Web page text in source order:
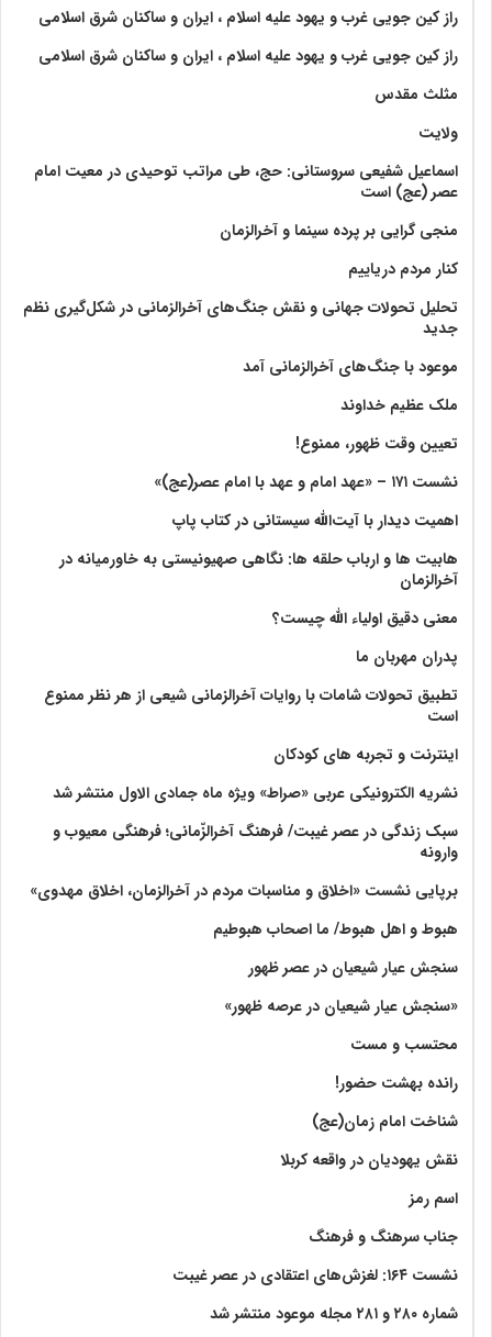
راز کین جویی غرب و یهود علیه اسلام ، ایران و ساکنان شرق اسلامی
راز کین جویی غرب و یهود علیه اسلام ، ایران و ساکنان شرق اسلامی
مثلث مقدس
ولايت‏
اسماعیل شفیعی سروستانی: حج، طی مراتب توحیدی در معیت امام
عصر (عج) است
منجی گرایی بر پرده سینما و آخرالزمان
کنار مردم دریاییم
تحلیل تحولات جهانی و نقش جنگ‌های آخرالزمانی در شکل‌گیری نظم
جدید
موعود با جنگ‌های آخرالزمانی آمد
ملک عظیم خداوند
تعیین وقت ظهور، ممنوع!
نشست ۱۷۱ – «عهد امام و عهد با امام عصر(عج)»
اهمیت دیدار با آیت‌الله سیستانی در کتاب پاپ
هابیت ها و ارباب حلقه ها: نگاهی صهیونیستی به خاورمیانه در
آخرالزمان
معنی دقیق اولیاء الله چیست؟
پدران مهربان ما
تطبیق تحولات شامات با روایات آخرالزمانی شیعی از هر نظر ممنوع
است
اینترنت و تجربه های کودکان
نشریه الکترونیکی عربی «صراط» ویژه ماه جمادی الاول منتشر شد
سبک زندگی در عصر غیبت/ فرهنگ آخرالزّمانی؛ فرهنگی معیوب و
وارونه
برپایی نشست «اخلاق و مناسبات مردم در آخرالزمان، اخلاق مهدوی»
هبوط و اهل هبوط/ ما اصحاب هبوطیم
سنجش عیار شیعیان در عصر ظهور
«سنجش عیار شیعیان در عرصه ظهور»
محتسب و مست
رانده بهشت‌ حضور!
شناخت امام زمان(عج)
نقش یهودیان در واقعه کربلا
اسم رمز
جناب سرهنگ و فرهنگ
نشست ۱۶۴: لغزش‌های اعتقادی در عصر غیبت
شماره ۲۸۰ و ۲۸۱ مجله موعود منتشر شد